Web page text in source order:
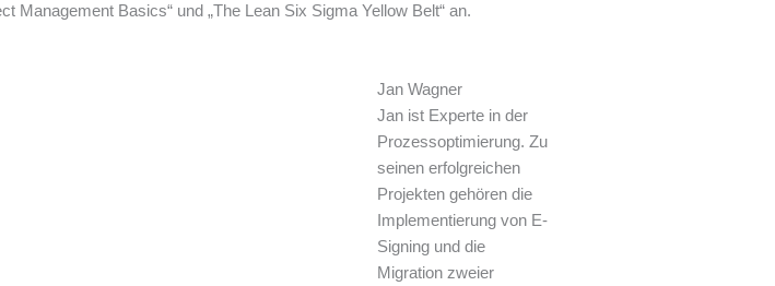
Basics“ und „The Lean Six Sigma Yellow Belt“ an.
Jan Wagner
Jan ist Experte in der
Prozessoptimierung. Zu
seinen erfolgreichen
Projekten gehören die
Implementierung von E-
Signing und die
Migration zweier